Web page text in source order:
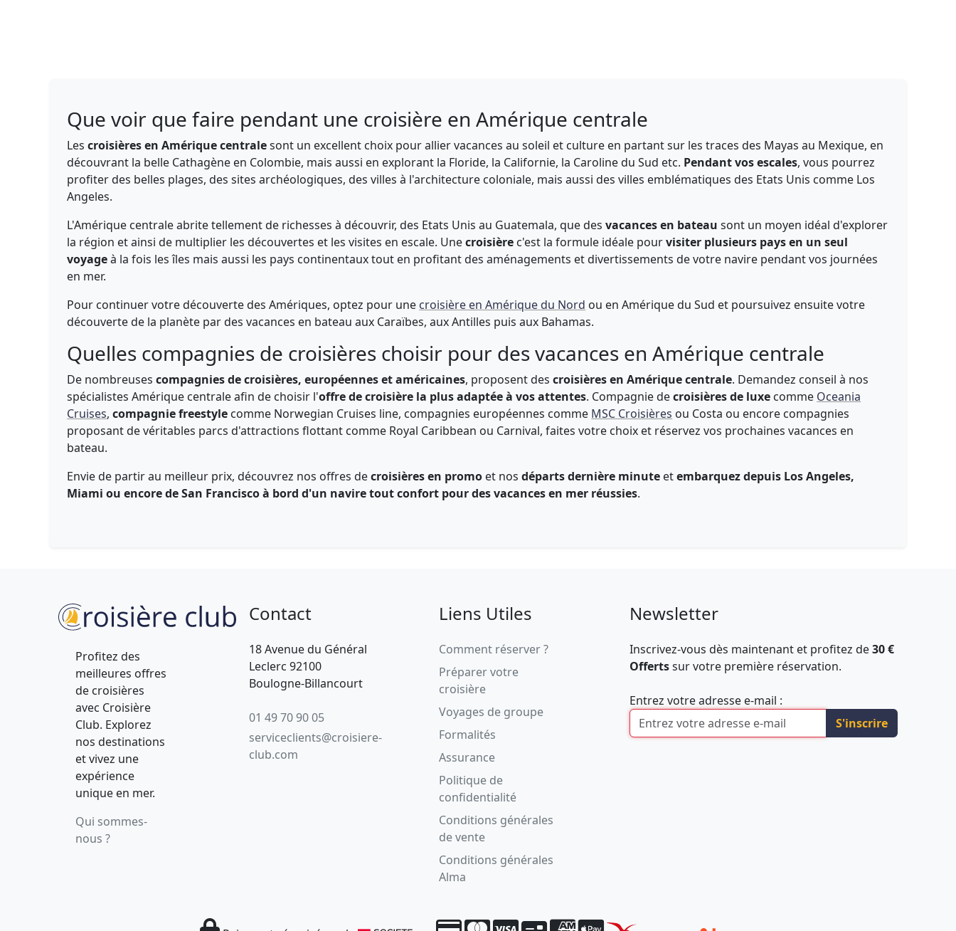
Que voir que faire pendant une croisière en Amérique centrale
Lescroisières en Amérique centralesont un excellent choix pour allier vacances au soleil et culture en partant sur les traces des Mayas au Mexique, en
découvrant la belle Cathagène en Colombie, mais aussi en explorant la Floride, la Californie, la Caroline du Sud etc. Pendant vos escales, vous pourrez
profiter des belles plages, des sites archéologiques, des villes à l'architecture coloniale, mais aussi des villes emblématiques des Etats Unis comme Los
Angeles.
L'Amérique centrale abrite tellement de richesses à découvrir, des Etats Unis au Guatemala, que desvacances en bateau sont un moyen idéal d'explorer
la région et ainsi de multiplier les découvertes et les visites en escale. Unecroisière c'est la formule idéale pourvisiter plusieurs pays en un seul
voyageà la fois les îles mais aussi les pays continentaux tout en profitant des aménagements et divertissements de votre navire pendant vos journées
en mer.
Pour continuer votre découverte des Amériques, optez pour une croisière en Amérique du Nord ou en Amérique du Sud et poursuivez ensuite votre
découverte de la planète par des vacances en bateau aux Caraïbes, aux Antilles puis aux Bahamas.
Quelles compagnies de croisières choisir pour des vacances en Amérique centrale
De nombreusescompagnies de croisières, européennes et américaines, proposent descroisières en Amérique centrale. Demandez conseil à nos
spécialistes Amérique centrale afin de choisir l'offre de croisière la plus adaptée à vos attentes. Compagnie decroisières de luxe comme Oceania
Cruises,compagnie freestyle comme Norwegian Cruises line, compagnies européennes comme MSC Croisières ou Costa ou encore compagnies
proposant de véritables parcs d'attractions flottant comme Royal Caribbean ou Carnival, faites votre choix et réservez vos prochaines vacances en
bateau.
Envie de partir au meilleur prix, découvrez nos offres decroisières en promo et nosdéparts dernière minute etembarquez depuis Los Angeles,
Miami ou encore de San Francisco à bord d'un navire tout confort pour des vacances en mer réussies.
Profitez des
meilleures offres
de croisières
avec Croisière
Club. Explorez
nos destinations
et vivez une
expérience
unique en mer.
Qui sommes-
nous ?
Contact
18 Avenue du Général
Leclerc 92100
Boulogne-Billancourt
01 49 70 90 05
serviceclients@croisiere-
club.com
Liens Utiles
Comment réserver ?
Préparer votre
croisière
Voyages de groupe
Formalités
Assurance
Politique de
confidentialité
Conditions générales
de vente
Conditions générales
Alma
Newsletter
Inscrivez-vous dès maintenant et profitez de30 €
Offertssur votre première réservation.
Entrez votre adresse e-mail :
S'inscrire